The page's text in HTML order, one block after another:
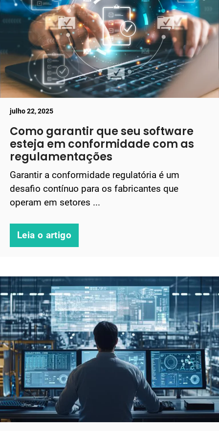
julho 22, 2025
Como garantir que seu software
esteja em conformidade com as
regulamentações
Garantir a conformidade regulatória é um
desafio contínuo para os fabricantes que
operam em setores ...
Leia o artigo